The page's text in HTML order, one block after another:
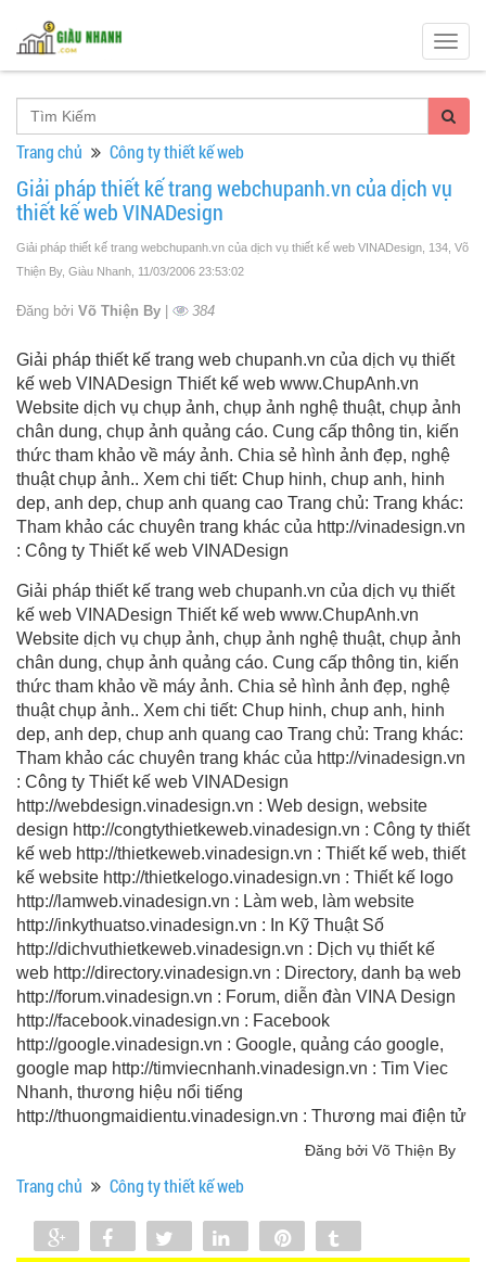
Trang chủ Công ty thiết kế web
Giải pháp thiết kế trang webchupanh.vn của dịch vụ
thiết kế web VINADesign
Giải pháp thiết kế trang webchupanh.vn của dịch vụ thiết kế web VINADesign, 134, Võ
Thiện By, Giàu Nhanh , 11/03/2006 23:53:02
Đăng bởi Võ Thiện By | 384
Giải pháp thiết kế trang web chupanh.vn của dịch vụ thiết
kế web VINADesign Thiết kế web www.ChupAnh.vn
Website dịch vụ chụp ảnh, chụp ảnh nghệ thuật, chụp ảnh
chân dung, chụp ảnh quảng cáo. Cung cấp thông tin, kiến
thức tham khảo về máy ảnh. Chia sẻ hình ảnh đẹp, nghệ
thuật chụp ảnh.. Xem chi tiết: Chup hinh, chup anh, hinh
dep, anh dep, chup anh quang cao Trang chủ: Trang khác:
Tham khảo các chuyên trang khác của http://vinadesign.vn
: Công ty Thiết kế web VINADesign
Giải pháp thiết kế trang web chupanh.vn của dịch vụ thiết
kế web VINADesign Thiết kế web www.ChupAnh.vn
Website dịch vụ chụp ảnh, chụp ảnh nghệ thuật, chụp ảnh
chân dung, chụp ảnh quảng cáo. Cung cấp thông tin, kiến
thức tham khảo về máy ảnh. Chia sẻ hình ảnh đẹp, nghệ
thuật chụp ảnh.. Xem chi tiết: Chup hinh, chup anh, hinh
dep, anh dep, chup anh quang cao Trang chủ: Trang khác:
Tham khảo các chuyên trang khác của http://vinadesign.vn
: Công ty Thiết kế web VINADesign
http://webdesign.vinadesign.vn : Web design, website
design http://congtythietkeweb.vinadesign.vn : Công ty thiết
kế web http://thietkeweb.vinadesign.vn : Thiết kế web, thiết
kế website http://thietkelogo.vinadesign.vn : Thiết kế logo
http://lamweb.vinadesign.vn : Làm web, làm website
http://inkythuatso.vinadesign.vn : In Kỹ Thuật Số
http://dichvuthietkeweb.vinadesign.vn : Dịch vụ thiết kế
web http://directory.vinadesign.vn : Directory, danh bạ web
http://forum.vinadesign.vn : Forum, diễn đàn VINA Design
http://facebook.vinadesign.vn : Facebook
http://google.vinadesign.vn : Google, quảng cáo google,
google map http://timviecnhanh.vinadesign.vn : Tim Viec
Nhanh, thương hiệu nổi tiếng
http://thuongmaidientu.vinadesign.vn : Thương mai điện tử
Đăng bởi Võ Thiện By
Trang chủ Công ty thiết kế web
Share Share Tweet Share